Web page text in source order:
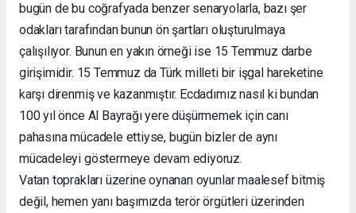
bugün de bu coğrafyada benzer senaryolarla, bazı şer
odakları tarafından bunun ön şartları oluşturulmaya
çalışılıyor. Bunun en yakın örneği ise 15 Temmuz darbe
girişimidir. 15 Temmuz da Türk milleti bir işgal hareketine
karşı direnmiş ve kazanmıştır. Ecdadımız nasıl ki bundan
100 yıl önce Al Bayrağı yere düşürmemek için canı
pahasına mücadele ettiyse, bugün bizler de aynı
mücadeleyi göstermeye devam ediyoruz.
Vatan toprakları üzerine oynanan oyunlar maalesef bitmiş
değil, hemen yanı başımızda terör örgütleri üzerinden